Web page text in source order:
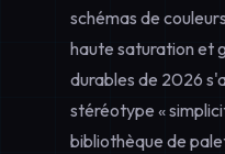
schémas de
haute saturation et
durables de 2026
stéréotype «
bibliothèque de